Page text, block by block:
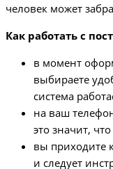
человек может
Как работать с
в момент
выбираете
система
на ваш
это значит,
вы приходите
и следует